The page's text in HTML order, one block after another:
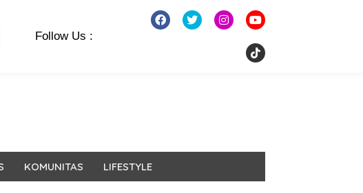
Follow Us :
KOMUNITAS LIFESTYLE